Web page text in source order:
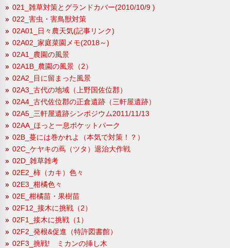
021_雑草対策とグランドカバー(2010/10/9 )
022_害虫・害鳥獣対策
02A01_日々農天気(記事リンク)
02A02_家庭菜園メモ(2018～)
02A1_農園の風景
02A1B_農園の風景（2）
02A2_目に留まった風景
02A3_古代の地域（上野国佐位郡）
02A4_古代佐位郡の正倉遺跡（三軒屋遺跡）
02A5_三軒屋遺跡シンポジウム2011/11/13
02AA_ほっと一息ポケットパーク
02B_蔓には巻かれよ（本気で対策！？）
02C_ケヤキの蔦（ツタ）退治大作戦
02D_雑草雑考
02E2_柿（カキ）色々
02E3_柑橘色々
02E_柑橘苗・果樹苗
02F12_接木に挑戦（2）
02F1_接木に挑戦（1）
02F2_発根&促進（特許図書館）
02F3_挑戦! ミカンの挿し木